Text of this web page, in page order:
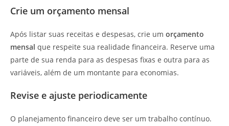
Crie um orçamento mensal
Após listar suas receitas e despesas, crie um orçamento
mensal que respeite sua realidade financeira. Reserve uma
parte de sua renda para as despesas fixas e outra para as
variáveis, além de um montante para economias.
Revise e ajuste periodicamente
O planejamento financeiro deve ser um trabalho contínuo.